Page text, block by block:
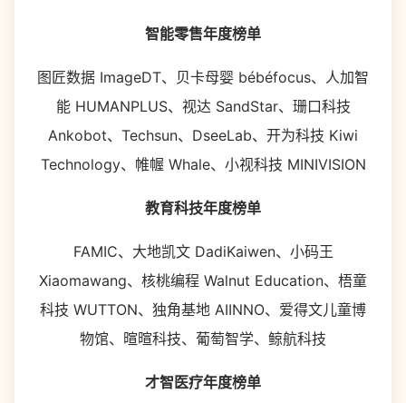
智能零售年度榜单
图匠数据 ImageDT、贝卡母婴 bébéfocus、人加智
能 HUMANPLUS、视达 SandStar、珊口科技
Ankobot、Techsun、DseeLab、开为科技 Kiwi
Technology、帷幄 Whale、小视科技 MINIVISION
教育科技年度榜单
FAMIC、大地凯文 DadiKaiwen、小码王
Xiaomawang、核桃编程 Walnut Education、梧童
科技 WUTTON、独角基地 AIINNO、爱得文儿童博
物馆、暄暄科技、葡萄智学、鲸航科技
才智医疗年度榜单